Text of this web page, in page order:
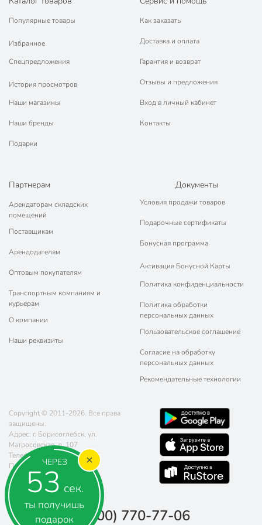
ЧЕРЕЗ
52 сек.
ты получишь
подарок
Популярные товары
Избранное
Спецпредложения
История просмотров
Наши магазины
Наши бренды
Подарки
Как заказать
Доставка и оплата
Гарантия и возврат
Отзывы и предложения
Вход в личный кабинет
Контакты
Партнерам
Арендаторам складских
помещений
Поставщикам
Арендодателям
Оптовым покупателям
Транспортным компаниям и
курьерам
О компании
Наши реквизиты
Документы
Условия продажи товаров
Подарочные сертификаты
Бонусная программа
Активация Бонусной Карты
Политика конфиденциальности
Политика обработки
персональных данных
Пользовательское соглашение
Согласие на обработку
персональных данных
Рекомендательные технологии
Copyright © 2011-2026. Все права
защищены.
Адрес: г. Борисоглебск, ул.
Матросовская, д. 107
Телефон:
8 (800) 770-77-06
Почта:
sales@poryadok.ru
8 (800) 770-77-06